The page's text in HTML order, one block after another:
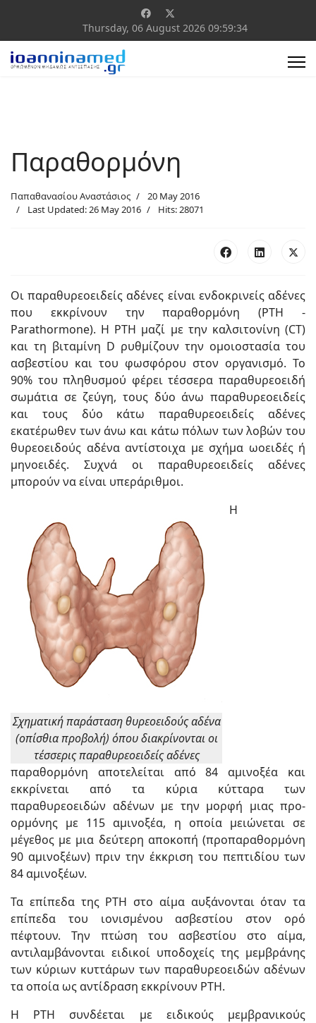
Thursday, 06 August 2026 09:59:35
Παραθορμόνη
Παπαθανασίου Αναστάσιος
20 May 2016
Last Updated: 26 May 2016
Hits: 28071
Οι παραθυρεοειδείς αδένες είναι ενδοκρινείς αδένες
που εκκρίνουν την παραθορμόνη (PTH -
Parathormone). Η PTH μαζί με την καλσιτονίνη (CT)
και τη βιταμίνη D ρυθμίζουν την ομοιοστασία του
ασβεστίου και του φωσφόρου στον οργανισμό. Το
90% του πληθυσμού φέρει τέσσερα παραθυρεοειδή
σωμάτια σε ζεύγη, τους δύο άνω παραθυρεοειδείς
και τους δύο κάτω παραθυρεοειδείς αδένες
εκατέρωθεν των άνω και κάτω πόλων των λοβών του
θυρεοειδούς αδένα αντίστοιχα με σχήμα ωοειδές ή
μηνοειδές. Συχνά οι παραθυρεοειδείς αδένες
μπορούν να είναι υπεράριθμοι.
Σχηματική παράσταση θυρεοειδούς αδένα
(οπίσθια προβολή) όπου διακρίνονται οι
τέσσερις παραθυρεοειδείς αδένες
Η
παραθορμόνη αποτελείται από 84 αμινοξέα και
εκκρίνεται από τα κύρια κύτταρα των
παραθυρεοειδών αδένων με την μορφή μιας προ-
ορμόνης με 115 αμινοξέα, η οποία μειώνεται σε
μέγεθος με μια δεύτερη αποκοπή (προπαραθορμόνη
90 αμινοξέων) πριν την έκκριση του πεπτιδίου των
84 αμινοξέων.
Τα επίπεδα της PTH στο αίμα αυξάνονται όταν τα
επίπεδα του ιονισμένου ασβεστίου στον ορό
πέφτουν. Την πτώση του ασβεστίου στο αίμα,
αντιλαμβάνονται ειδικοί υποδοχείς της μεμβράνης
των κύριων κυττάρων των παραθυρεοειδών αδένων
τα οποία ως αντίδραση εκκρίνουν PTH.
Η PTH συνδέεται με ειδικούς μεμβρανικούς